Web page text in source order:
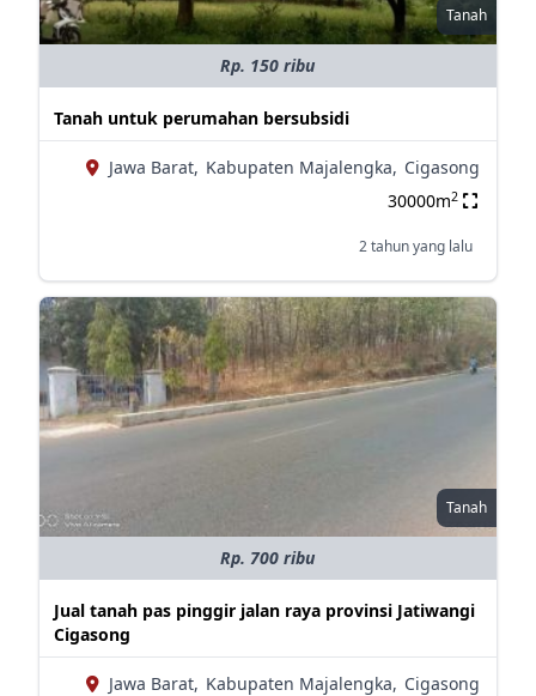
Tanah
Rp. 150 ribu
Tanah untuk perumahan bersubsidi
Jawa Barat, Kabupaten Majalengka, Cigasong
30000m2
2 tahun yang lalu
Tanah
Rp. 700 ribu
Jual tanah pas pinggir jalan raya provinsi Jatiwangi
Cigasong
Jawa Barat, Kabupaten Majalengka, Cigasong